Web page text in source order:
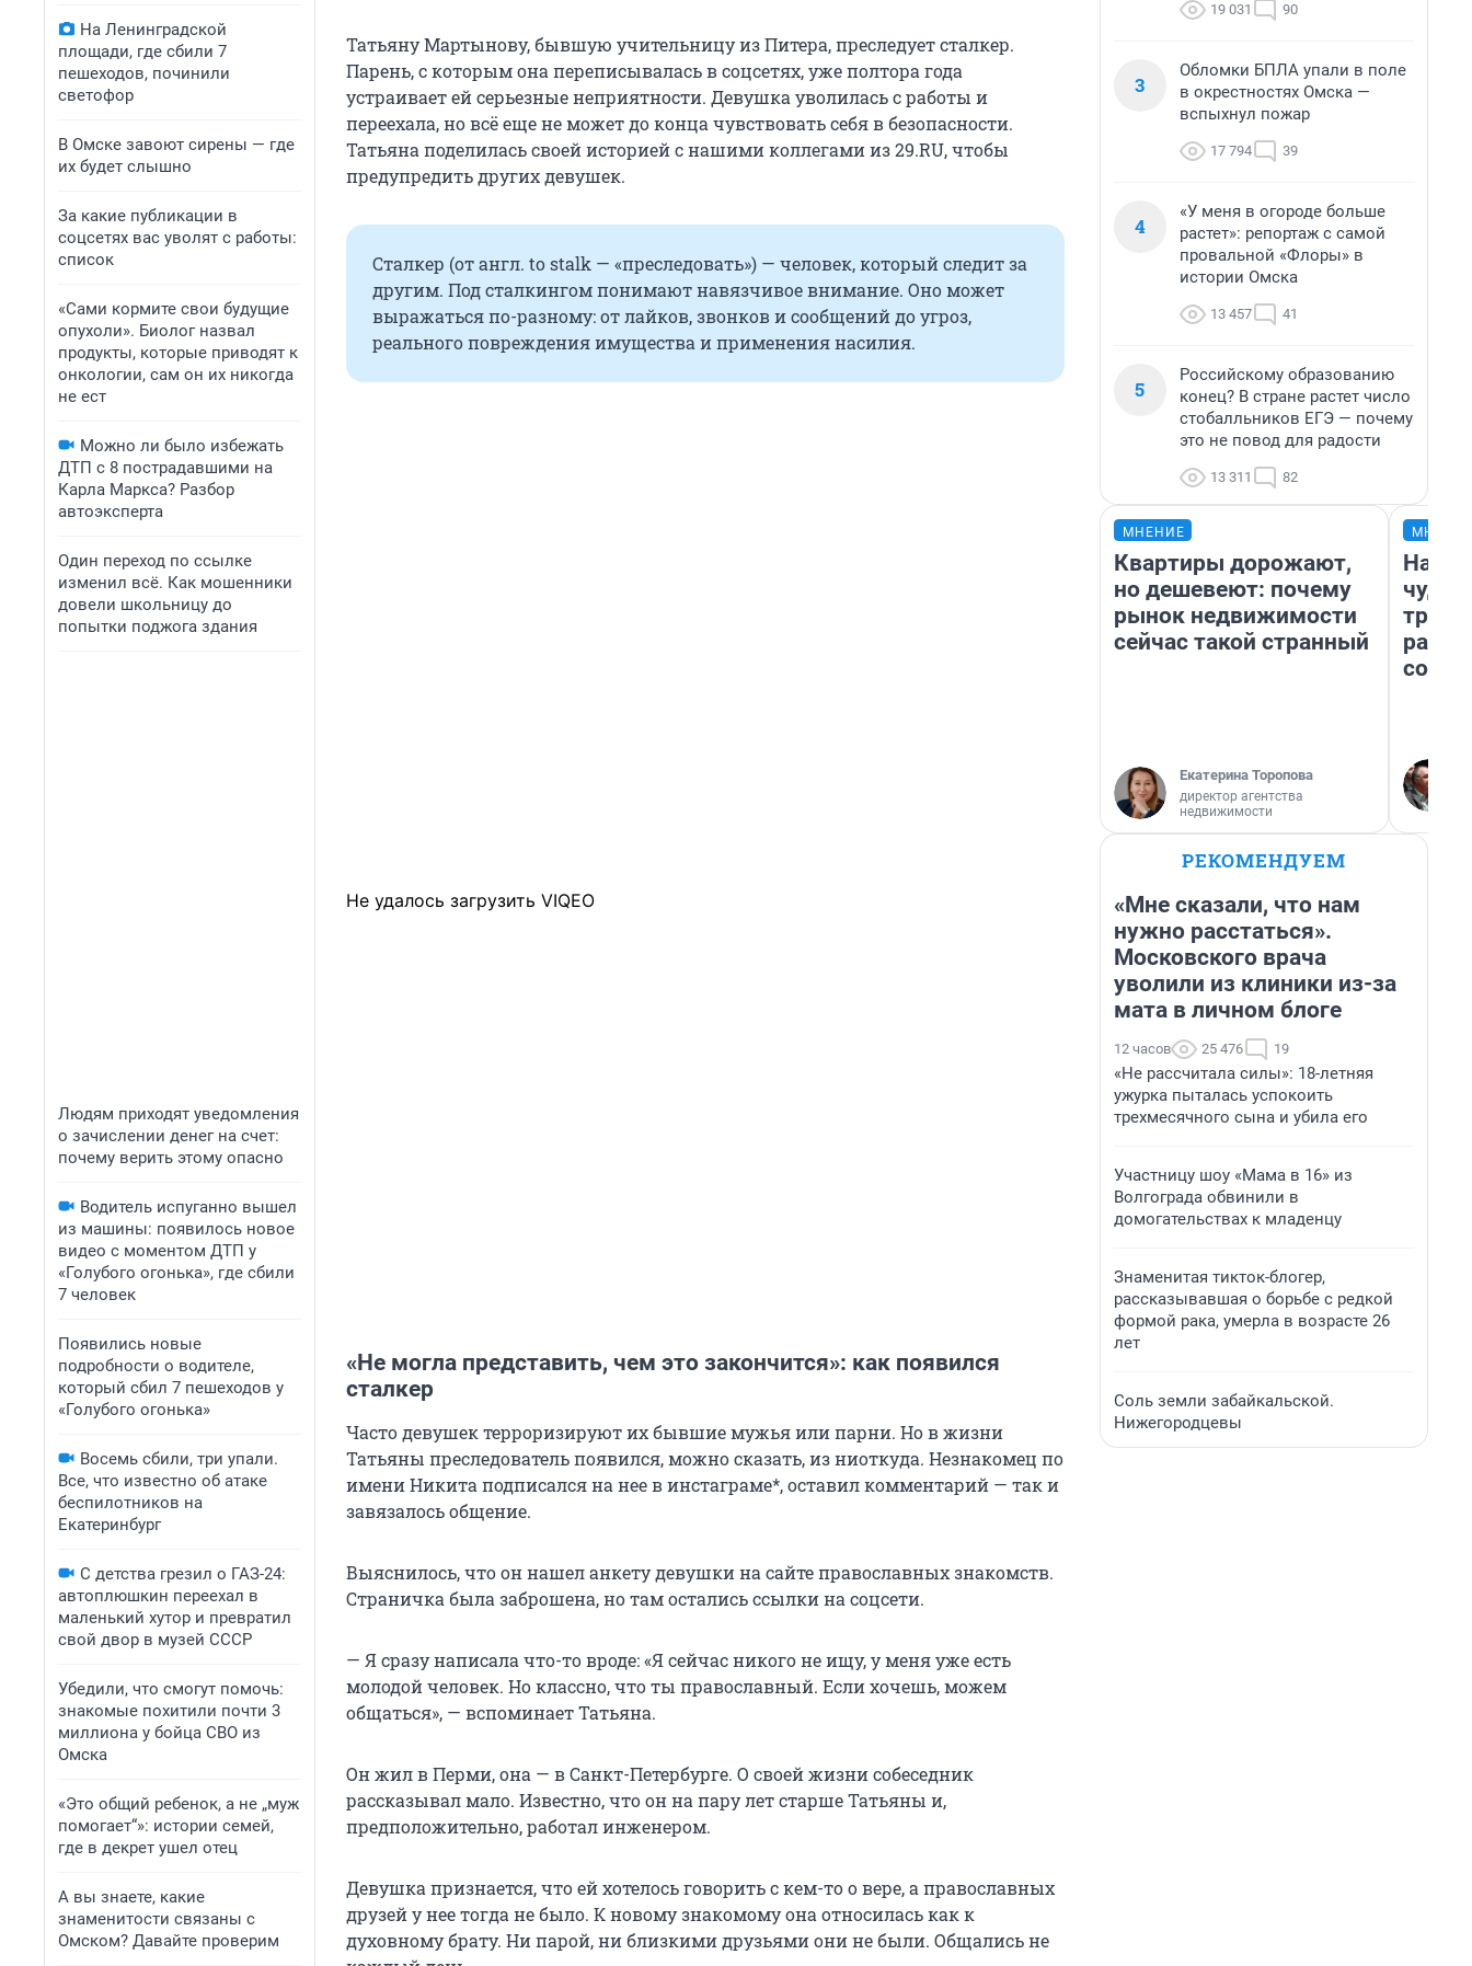
На Ленинградской
площади, где сбили 7
пешеходов, починили
светофор
В Омске завоют сирены — где
их будет слышно
За какие публикации в
соцсетях вас уволят с работы:
список
«Сами кормите свои будущие
опухоли». Биолог назвал
продукты, которые приводят к
онкологии, сам он их никогда
не ест
Можно ли было избежать
ДТП с 8 пострадавшими на
Карла Маркса? Разбор
автоэксперта
Один переход по ссылке
изменил всё. Как мошенники
довели школьницу до
попытки поджога здания
Людям приходят уведомления
о зачислении денег на счет:
почему верить этому опасно
Водитель испуганно вышел
из машины: появилось новое
видео с моментом ДТП у
«Голубого огонька», где сбили
7 человек
Появились новые
подробности о водителе,
который сбил 7 пешеходов у
«Голубого огонька»
Восемь сбили, три упали.
Все, что известно об атаке
беспилотников на
Екатеринбург
С детства грезил о ГАЗ-24:
автоплюшкин переехал в
маленький хутор и превратил
свой двор в музей СССР
Убедили, что смогут помочь:
знакомые похитили почти 3
миллиона у бойца СВО из
Омска
«Это общий ребенок, а не „муж
помогает“»: истории семей,
где в декрет ушел отец
А вы знаете, какие
знаменитости связаны с
Омском? Давайте проверим
Татьяну Мартынову, бывшую учительницу из Питера, преследует сталкер.
Парень, с которым она переписывалась в соцсетях, уже полтора года
устраивает ей серьезные неприятности. Девушка уволилась с работы и
переехала, но всё еще не может до конца чувствовать себя в безопасности.
Татьяна поделилась своей историей с нашими коллегами из 29.RU, чтобы
предупредить других девушек.
Сталкер (от англ. to stalk — «преследовать») — человек, который следит за
другим. Под сталкингом понимают навязчивое внимание. Оно может
выражаться по-разному: от лайков, звонков и сообщений до угроз,
реального повреждения имущества и применения насилия.
Не удалось загрузить VIQEO
«Не могла представить, чем это закончится»: как появился
сталкер
Часто девушек терроризируют их бывшие мужья или парни. Но в жизни
Татьяны преследователь появился, можно сказать, из ниоткуда. Незнакомец по
имени Никита подписался на нее в инстаграме*, оставил комментарий — так и
завязалось общение.
Выяснилось, что он нашел анкету девушки на сайте православных знакомств.
Страничка была заброшена, но там остались ссылки на соцсети.
— Я сразу написала что-то вроде: «Я сейчас никого не ищу, у меня уже есть
молодой человек. Но классно, что ты православный. Если хочешь, можем
общаться», — вспоминает Татьяна.
Он жил в Перми, она — в Санкт-Петербурге. О своей жизни собеседник
рассказывал мало. Известно, что он на пару лет старше Татьяны и,
предположительно, работал инженером.
Девушка признается, что ей хотелось говорить с кем-то о вере, а православных
друзей у нее тогда не было. К новому знакомому она относилась как к
духовному брату. Ни парой, ни близкими друзьями они не были. Общались не
19 031 90
3
Обломки БПЛА упали в поле
в окрестностях Омска —
вспыхнул пожар
17 794 39
4
«У меня в огороде больше
растет»: репортаж с самой
провальной «Флоры» в
истории Омска
13 457 41
5
Российскому образованию
конец? В стране растет число
стобалльников ЕГЭ — почему
это не повод для радости
13 311 82
МНЕНИЕ
Квартиры дорожают,
но дешевеют: почему
рынок недвижимости
сейчас такой странный
Екатерина Торопова
директор агентства
недвижимости
РЕКОМЕНДУЕМ
«Мне сказали, что нам
нужно расстаться».
Московского врача
уволили из клиники из-за
мата в личном блоге
12 часов 25 476 19
«Не рассчитала силы»: 18-летняя
ужурка пыталась успокоить
трехмесячного сына и убила его
Участницу шоу «Мама в 16» из
Волгограда обвинили в
домогательствах к младенцу
Знаменитая тикток-блогер,
рассказывавшая о борьбе с редкой
формой рака, умерла в возрасте 26
лет
Соль земли забайкальской.
Нижегородцевы